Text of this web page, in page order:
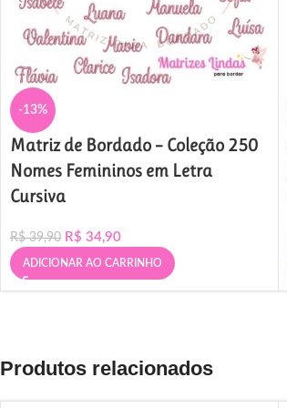
-13%
Matriz de Bordado – Coleção 250
Nomes Femininos em Letra
Cursiva
R$39,90 R$ 34,90
ADICIONAR AO CARRINHO
Produtos relacionados